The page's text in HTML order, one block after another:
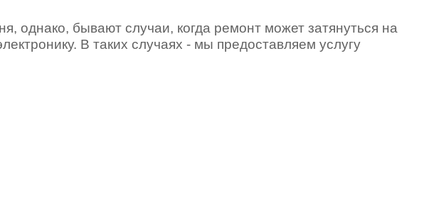
3000
однако, бывают случаи, когда ремонт может затянуться на
В таких случаях - мы предоставляем услугу